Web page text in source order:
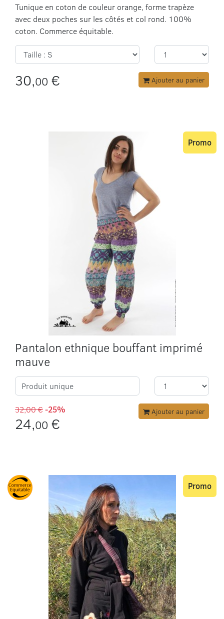
Tunique en coton de couleur orange, forme trapèze
avec deux poches sur les côtés et col rond. 100%
coton. Commerce équitable.
30,00 € Ajouter au panier
Pantalon ethnique bouffant imprimé
mauve
Promo
Produit unique
32,00 €-25%
24,00 €
Ajouter au panier
Promo